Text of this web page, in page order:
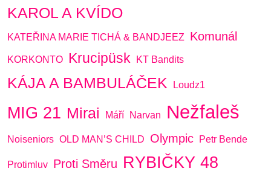
KAROL A KVÍDO
KATEŘINA MARIE TICHÁ & BANDJEEZ Komunál
KORKONTO Krucipüsk KT Bandits
KÁJA A BAMBULÁČEK Loudz1
MIG 21 Mirai Máří Narvan Nežfaleš
Noiseniors OLD MAN’S CHILD Olympic Petr Bende
Protimluv Proti Směru RYBIČKY 48